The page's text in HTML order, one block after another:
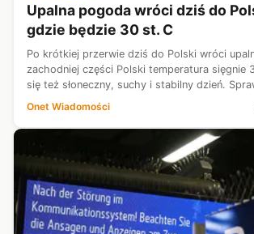
Upalna pogoda wróci dziś do
gdzie będzie 30 st. C
Po krótkiej przerwie dziś do Polski wróci
zachodniej części Polski temperatura sięgnie
się też słoneczny, suchy i stabilny dzień.
prognozy na środę.
Onet Wiadomości